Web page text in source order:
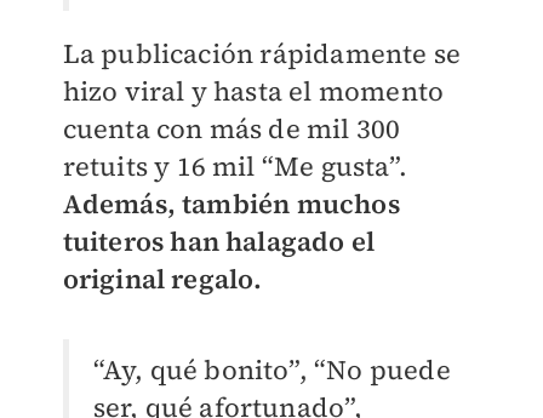
La publicación rápidamente se
hizo viral y hasta el momento
cuenta con más de mil 300
retuits y 16 mil “Me gusta”.
Además, también muchos
tuiteros han halagado el
original regalo.
“Ay, qué bonito”, “No puede
ser, qué afortunado”,